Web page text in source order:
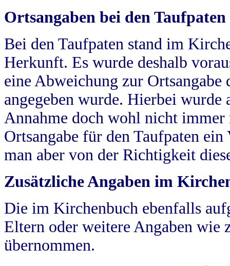
Ortsangaben bei den Taufpaten
Bei den Taufpaten stand im
Herkunft. Es wurde deshalb
eine Abweichung zur
angegeben wurde. Hierbei wurde
Annahme doch wohl nicht
Ortsangabe für den Taufpaten
man aber von der Richtigkeit
Zusätzliche Angaben im
Die im Kirchenbuch ebenfalls
Eltern oder weitere Angaben wie
übernommen.